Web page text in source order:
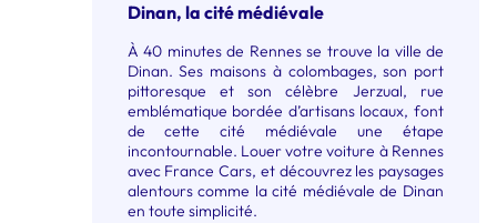
Dinan, la cité médiévale
À 40 minutes de Rennes se trouve la ville de
Dinan. Ses maisons à colombages, son port
pittoresque et son célèbre Jerzual, rue
emblématique bordée d’artisans locaux, font
de cette cité médiévale une étape
incontournable. Louer votre voiture à Rennes
avec France Cars, et découvrez les paysages
alentours comme la cité médiévale de Dinan
en toute simplicité.